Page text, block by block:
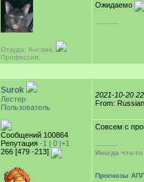
Откуда: Англия,
Профессия:
Ожидаемо
-----------
Surok
Лестер
Пользователь
Сообщений 100864
Репутация -1 | 0 |+1
266 [479 -213]
2021-10-20
From:
Совсем с
-----------
Иногда что-
Прогнозы